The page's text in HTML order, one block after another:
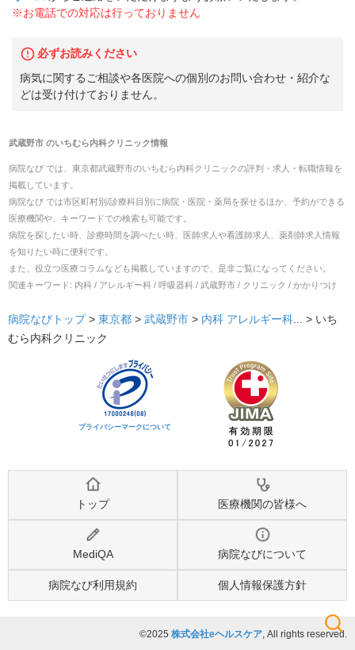
検索
※お電話での対応は行っておりません
必ずお読みください
病気に関するご相談や各医院への個別のお問い合わせ・紹介な
どは受け付けておりません。
武蔵野市のいちむら内科クリニック情報
病院なび では、 東京都武蔵野市のいちむら内科クリニックの評判・求人・転職情報を
掲載しています。
病院なび では市区町村別/診療科目別に病院・医院・薬局を探せるほか、予約ができる
医療機関や、キーワードでの検索も可能です。
病院を探したい時、診療時間を調べたい時、医師求人や看護師求人、薬剤師求人情報
を知りたい時に便利です。
また、役立つ医療コラムなども掲載していますので、是非ご覧になってください。
関連キーワード: 内科 / アレルギー科 / 呼吸器科 / 武蔵野市 / クリニック / かかりつけ
病院なびトップ > 東京都 > 武蔵野市 > 内科 アレルギー科 ... > いち
むら内科クリニック
プライバシーマークについて
トップ 医療機関の皆様へ
MediQA 病院なびについて
病院なび利用規約 個人情報保護方針
©2025 株式会社eヘルスケア, All rights reserved.